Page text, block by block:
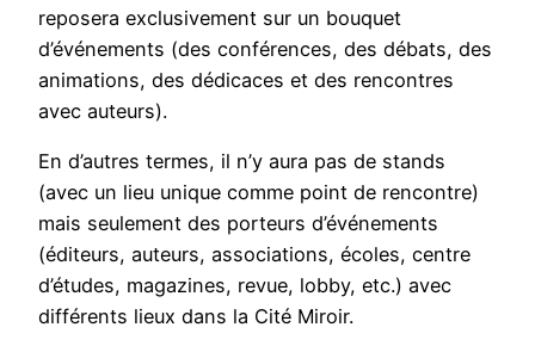
reposera exclusivement sur un bouquet
d’événements (des conférences, des débats, des
animations, des dédicaces et des rencontres
avec auteurs).
En d’autres termes, il n’y aura pas de stands
(avec un lieu unique comme point de rencontre)
mais seulement des porteurs d’événements
(éditeurs, auteurs, associations, écoles, centre
d’études, magazines, revue, lobby, etc.) avec
différents lieux dans la Cité Miroir.